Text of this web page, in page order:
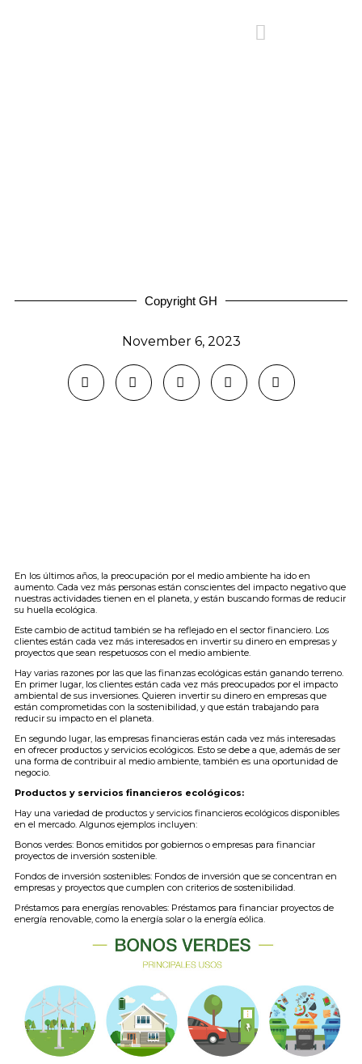
Copyright GH
November 6, 2023
En los últimos años, la preocupación por el medio ambiente ha ido en
aumento. Cada vez más personas están conscientes del impacto negativo que
nuestras actividades tienen en el planeta, y están buscando formas de reducir
su huella ecológica.
Este cambio de actitud también se ha reflejado en el sector financiero. Los
clientes están cada vez más interesados en invertir su dinero en empresas y
proyectos que sean respetuosos con el medio ambiente.
Hay varias razones por las que las finanzas ecológicas están ganando terreno.
En primer lugar, los clientes están cada vez más preocupados por el impacto
ambiental de sus inversiones. Quieren invertir su dinero en empresas que
están comprometidas con la sostenibilidad, y que están trabajando para
reducir su impacto en el planeta.
En segundo lugar, las empresas financieras están cada vez más interesadas
en ofrecer productos y servicios ecológicos. Esto se debe a que, además de ser
una forma de contribuir al medio ambiente, también es una oportunidad de
negocio.
Productos y servicios financieros ecológicos:
Hay una variedad de productos y servicios financieros ecológicos disponibles
en el mercado. Algunos ejemplos incluyen:
Bonos verdes: Bonos emitidos por gobiernos o empresas para financiar
proyectos de inversión sostenible.
Fondos de inversión sostenibles: Fondos de inversión que se concentran en
empresas y proyectos que cumplen con criterios de sostenibilidad.
Préstamos para energías renovables: Préstamos para financiar proyectos de
energía renovable, como la energía solar o la energía eólica.